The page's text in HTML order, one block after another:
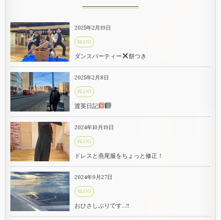
2025年2月19日
BLOG
ダンスパーティー 餅つき
2025年2月8日
BLOG
渡英日記
2024年10月19日
BLOG
ドレスと燕尾服をちょっと修正！
2024年9月27日
BLOG
おひさしぶりです…!!